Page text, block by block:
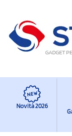
GADGET
Novità 2026